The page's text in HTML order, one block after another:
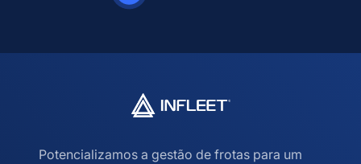
Potencializamos a gestão de frotas para um